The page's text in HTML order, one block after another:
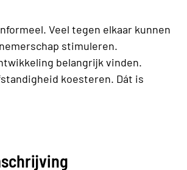
Veel tegen elkaar kunnen
stimuleren.
belangrijk vinden.
koesteren. Dát is